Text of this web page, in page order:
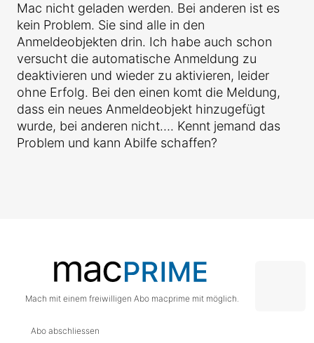
Mac nicht geladen werden. Bei anderen ist es
kein Problem. Sie sind alle in den
Anmeldeobjekten drin. Ich habe auch schon
versucht die automatische Anmeldung zu
deaktivieren und wieder zu aktivieren, leider
ohne Erfolg. Bei den einen komt die Meldung,
dass ein neues Anmeldeobjekt hinzugefügt
wurde, bei anderen nicht…. Kennt jemand das
Problem und kann Abilfe schaffen?
Mach mit einem freiwilligen Abo macprime mit möglich.
Abo abschliessen